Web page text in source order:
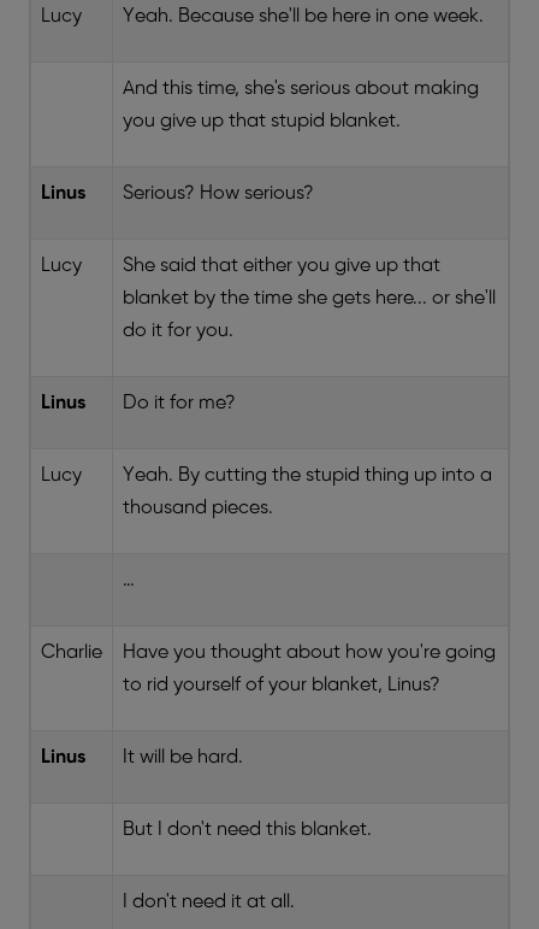
Lucy Yeah. Because she'll be here in one week.
And this time, she's serious about making
you give up that stupid blanket.
Linus Serious? How serious?
Lucy
She said that either you give up that
blanket by the time she gets here... or she'll
do it for you.
Linus Do it for me?
Lucy
Yeah. By cutting the stupid thing up into a
thousand pieces.
…
Charlie
Have you thought about how you're going
to rid yourself of your blanket, Linus?
Linus It will be hard.
But I don't need this blanket.
I don't need it at all.